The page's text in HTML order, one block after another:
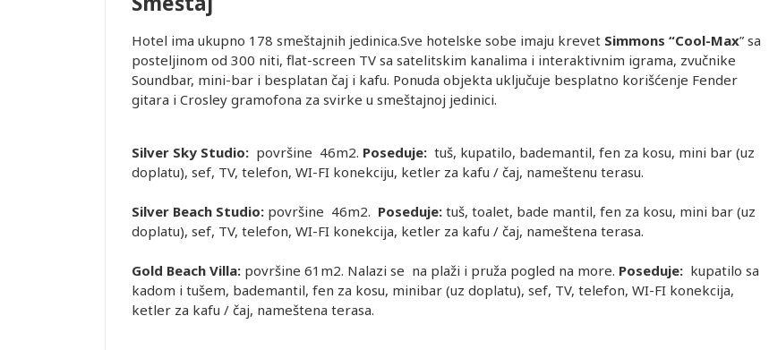
Hotel ima ukupno 178 smeštajnih jedinica.Sve hotelske sobe imaju krevet Simmons “Cool-Max” sa
posteljinom od 300 niti, flat-screen TV sa satelitskim kanalima i interaktivnim igrama, zvučnike
Soundbar, mini-bar i besplatan čaj i kafu. Ponuda objekta uključuje besplatno korišćenje Fender
gitara i Crosley gramofona za svirke u smeštajnoj jedinici.
Silver Sky Studio: površine 46m2. Poseduje: tuš, kupatilo, bademantil, fen za kosu, mini bar (uz
doplatu), sef, TV, telefon, WI-FI konekciju, ketler za kafu / čaj, nameštenu terasu.
Silver Beach Studio: površine 46m2. Poseduje: tuš, toalet, bade mantil, fen za kosu, mini bar (uz
doplatu), sef, TV, telefon, WI-FI konekcija, ketler za kafu / čaj, nameštena terasa.
Gold Beach Villa: površine 61m2. Nalazi se na plaži i pruža pogled na more. Poseduje: kupatilo sa
kadom i tušem, bademantil, fen za kosu, minibar (uz doplatu), sef, TV, telefon, WI-FI konekcija,
ketler za kafu / čaj, nameštena terasa.